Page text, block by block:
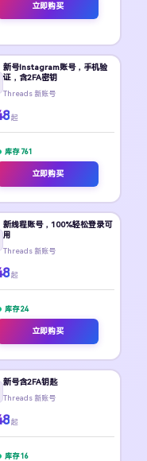
立即购买
新号Instagram账号，手机验
证，含2FA密钥
Threads 新账号
起
库存 761
立即购买
新线程账号，100%轻松登录可
用
Threads 新账号
起
库存 24
立即购买
新号含2FA钥匙
Threads 新账号
起
库存 16